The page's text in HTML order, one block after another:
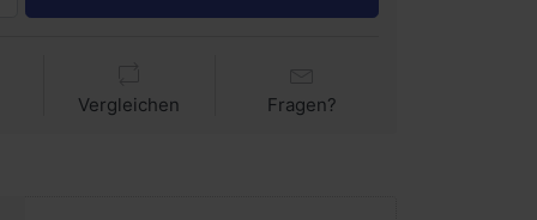
Vergleichen Fragen?